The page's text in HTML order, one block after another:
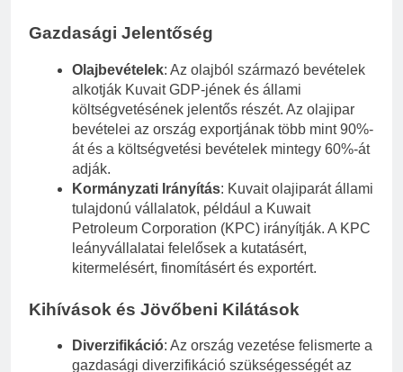
Gazdasági Jelentőség
Olajbevételek: Az olajból származó bevételek
alkotják Kuvait GDP-jének és állami
költségvetésének jelentős részét. Az olajipar
bevételei az ország exportjának több mint 90%-
át és a költségvetési bevételek mintegy 60%-át
adják.
Kormányzati Irányítás: Kuvait olajiparát állami
tulajdonú vállalatok, például a Kuwait
Petroleum Corporation (KPC) irányítják. A KPC
leányvállalatai felelősek a kutatásért,
kitermelésért, finomításért és exportért.
Kihívások és Jövőbeni Kilátások
Diverzifikáció: Az ország vezetése felismerte a
gazdasági diverzifikáció szükségességét az